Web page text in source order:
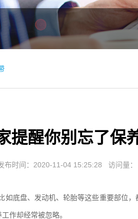
提醒你别忘了保
布时间：2020-11-04 15:25:28 访问量：
底盘、发动机、轮胎等这些重要部位
作却经常被忽略。